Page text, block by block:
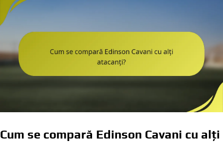
Cum se compară Edinson Cavani cu alți